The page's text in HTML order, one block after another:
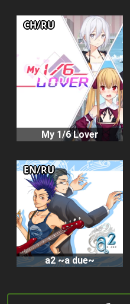
My 1/6 Lover
CH/RU
a2 ~a due~
EN/RU